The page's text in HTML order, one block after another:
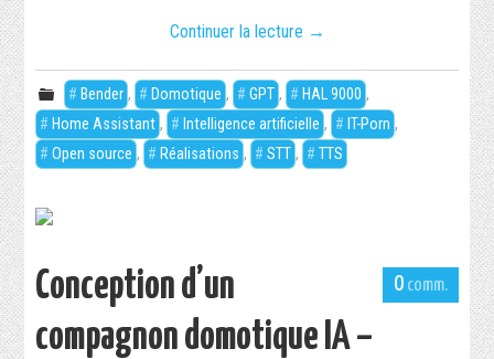
Continuer la lecture →
Bender , Domotique , GPT , HAL 9000 ,
Home Assistant , Intelligence artificielle , IT-Porn ,
Open source , Réalisations , STT , TTS
0
Conception d’un
compagnon domotique IA –